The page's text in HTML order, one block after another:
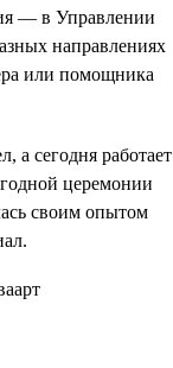
— в Управлении
направлениях
или помощника
а сегодня работает
церемонии
своим опытом